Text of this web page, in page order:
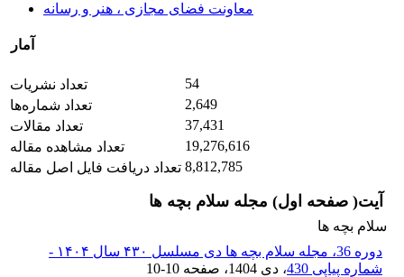
معاونت فضای مجازی ، هنر و رسانه
آمار
تعداد نشریات
54
تعداد شماره‌ها
2,649
تعداد مقالات
37,431
تعداد مشاهده مقاله
19,276,616
تعداد دریافت فایل اصل مقاله 8,812,785
آیت( صفحه اول) مجله سلام بچه ها
سلام بچه ها
دوره 36، مجله سلام بچه ها دی مسلسل ۴۳۰ سال ۱۴۰۴ -
شماره پیاپی 430
، دی 1404 ، صفحه 10-10